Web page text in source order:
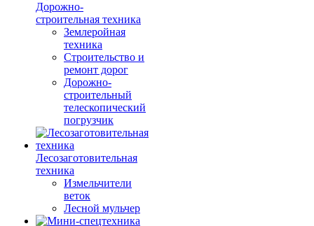
Дорожно-
строительная техника
Землеройная
техника
Строительство и
ремонт дорог
Дорожно-
строительный
телескопический
погрузчик
Лесозаготовительная
техника
Измельчители
веток
Лесной мульчер